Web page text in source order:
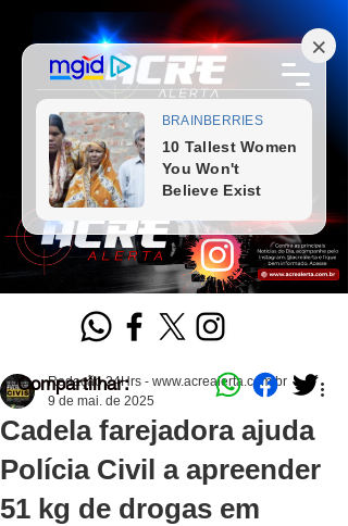
Cadela farejadora ajuda
Polícia Civil a apreender
51 kg de drogas em
Redação 24Hrs - www.acrealerta.com.br
9 de mai. de 2025
Compartilhar: